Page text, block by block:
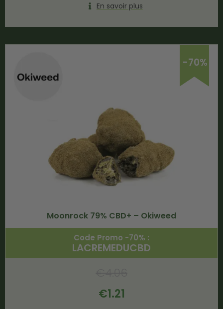
En savoir plus
-70%
Moonrock 79% CBD+ – Okiweed
Code Promo -70% :
LACREMEDUCBD
€1.21